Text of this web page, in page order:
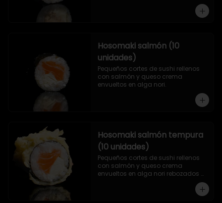
Hosomaki salmón (10
unidades)
Pequeños cortes de sushi rellenos
con salmón y queso crema
envueltos en alga nori.
Hosomaki salmón tempura
(10 unidades)
Pequeños cortes de sushi rellenos
con salmón y queso crema
envueltos en alga nori rebozados